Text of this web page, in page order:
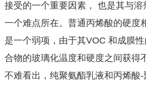
接受的一个重要因素， 也是其与溶
一个难点所在。普通丙烯酸的硬度
是一个弱项，由于其VOC 和成膜
合物的玻璃化温度和硬度之间获得
不难看出，纯聚氨酯乳液和丙烯酸